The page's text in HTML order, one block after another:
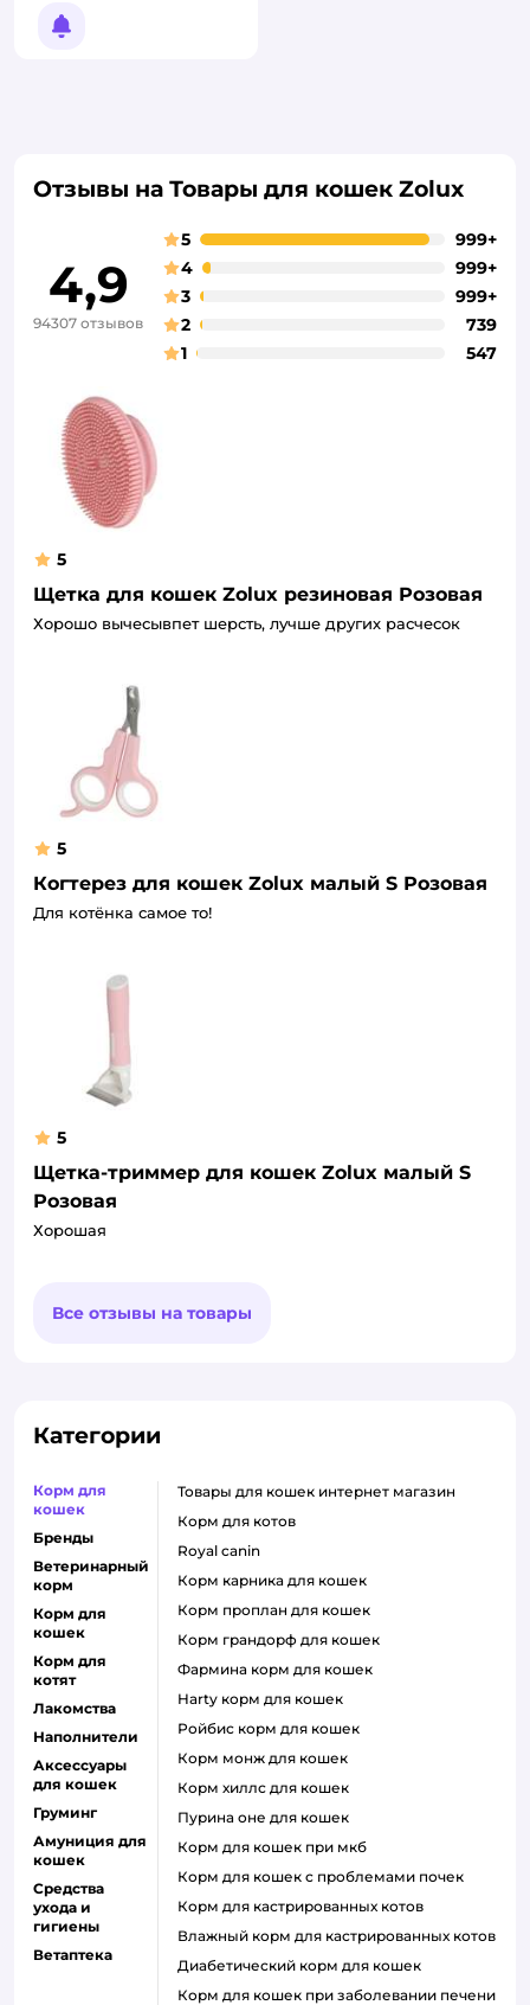
Уведомить о появлении
Отзывы на Товары для кошек Zolux
4,9
94307 отзывов
5
999+
4
999+
3
999+
2
739
1
547
5
Щетка для кошек Zolux резиновая Розовая
Хорошо вычесывпет шерсть, лучше других расчесок
5
Когтерез для кошек Zolux малый S Розовая
Для котёнка самое то!
5
Щетка-триммер для кошек Zolux малый S
Розовая
Хорошая
Все отзывы на товары
Категории
Корм для
кошек
Бренды
Ветеринарный
корм
Корм для
кошек
Корм для
котят
Лакомства
Наполнители
Аксессуары
для кошек
Груминг
Амуниция для
кошек
Средства
ухода и
гигиены
Ветаптека
товары для кошек интернет магазин
корм для котов
royal canin
корм карника для кошек
корм проплан для кошек
корм грандорф для кошек
фармина корм для кошек
harty корм для кошек
ройбис корм для кошек
корм монж для кошек
корм хиллс для кошек
пурина оне для кошек
корм для кошек при мкб
корм для кошек с проблемами почек
Корм для кастрированных котов
влажный корм для кастрированных котов
диабетический корм для кошек
корм для кошек при заболевании печени